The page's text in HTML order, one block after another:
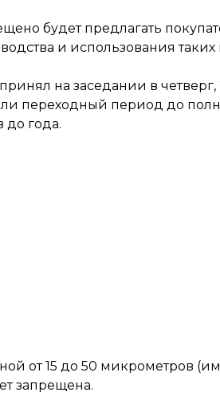
будет предлагать
и использования таких
на заседании в четверг,
переходный период до
до года.
от 15 до 50 микрометров
запрещена.